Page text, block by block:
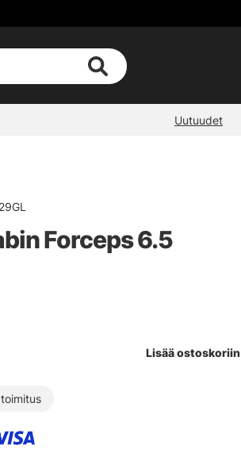
Uutuudet
Forceps 6.5
Lisää ostoskoriin